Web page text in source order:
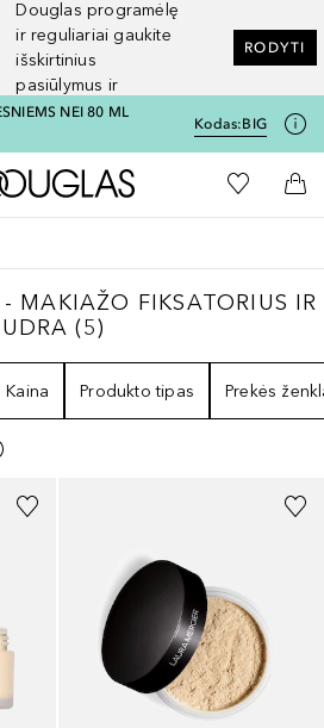
Douglas programėlę
ir reguliariai gaukite
išskirtinius
pasiūlymus ir
nuolaidas
RODYTI
NEI 80 ML
Kodas:BIG
Į Douglas pagrindinį
Į mano
Į
- MAKIAŽO
MAKIAŽO FIKSATORIUS IR
(5)
Kaina Produkto tipas Prekės